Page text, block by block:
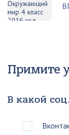
Примите
В какой